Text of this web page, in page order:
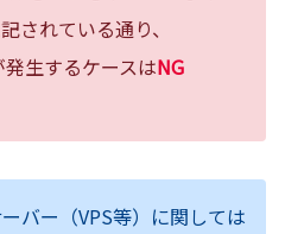
されている通り、
生するケースはNG
バー（VPS等）に関しては